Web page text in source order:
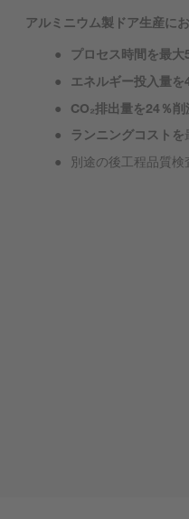
アルミニウム製ドア生産に
プロセス時間を最大
エネルギー投入量を
CO₂排出量を24％削
ランニングコストを
別途の後工程品質